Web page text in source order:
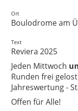
Ort
Boulodrome am
Text
Reviera 2025
Jeden Mittwoch
Runden frei
Jahreswertung -
Offen für Alle!